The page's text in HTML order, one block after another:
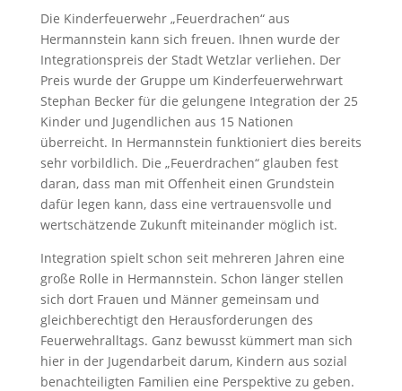
Die Kinderfeuerwehr „Feuerdrachen“ aus
Hermannstein kann sich freuen. Ihnen wurde der
Integrationspreis der Stadt Wetzlar verliehen. Der
Preis wurde der Gruppe um Kinderfeuerwehrwart
Stephan Becker für die gelungene Integration der 25
Kinder und Jugendlichen aus 15 Nationen
überreicht. In Hermannstein funktioniert dies bereits
sehr vorbildlich. Die „Feuerdrachen“ glauben fest
daran, dass man mit Offenheit einen Grundstein
dafür legen kann, dass eine vertrauensvolle und
wertschätzende Zukunft miteinander möglich ist.
Integration spielt schon seit mehreren Jahren eine
große Rolle in Hermannstein. Schon länger stellen
sich dort Frauen und Männer gemeinsam und
gleichberechtigt den Herausforderungen des
Feuerwehralltags. Ganz bewusst kümmert man sich
hier in der Jugendarbeit darum, Kindern aus sozial
benachteiligten Familien eine Perspektive zu geben.